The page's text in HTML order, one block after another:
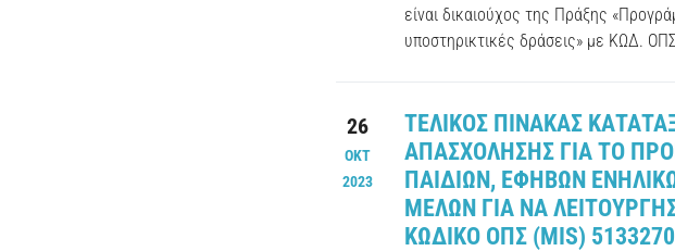
είναι δικαιούχος της Πράξης
υποστηρικτικές δράσεις» με ΚΩΔ.
26
ΟΚΤ
2023
ΤΕΛΙΚΟΣ ΠΙΝΑΚΑΣ
ΑΠΑΣΧΟΛΗΣΗΣ ΓΙΑ ΤΟ
ΠΑΙΔΙΩΝ, ΕΦΗΒΩΝ
ΜΕΛΩΝ ΓΙΑ ΝΑ
ΚΩΔΙΚΟ ΟΠΣ (MIS) 5133270